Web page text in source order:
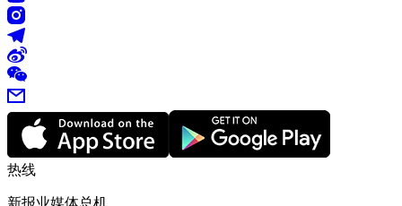
热线